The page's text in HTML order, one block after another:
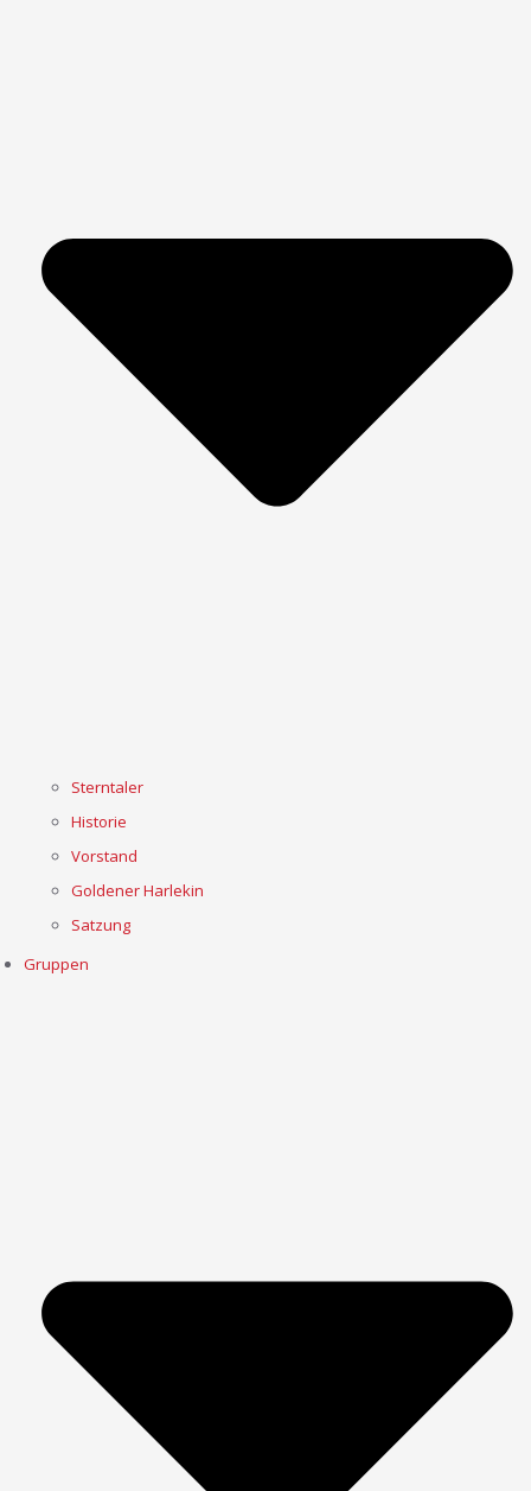
Sterntaler
Historie
Vorstand
Goldener Harlekin
Satzung
Gruppen